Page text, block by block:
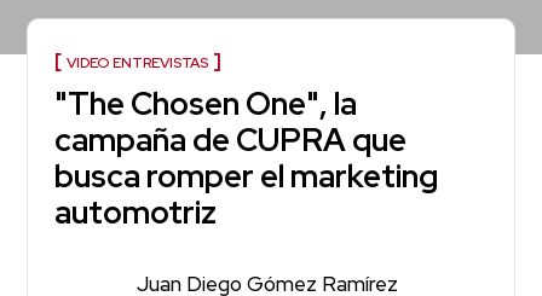
VIDEO ENTREVISTAS
"The Chosen One", la
campaña de CUPRA que
busca romper el marketing
automotriz
Juan Diego Gómez Ramírez